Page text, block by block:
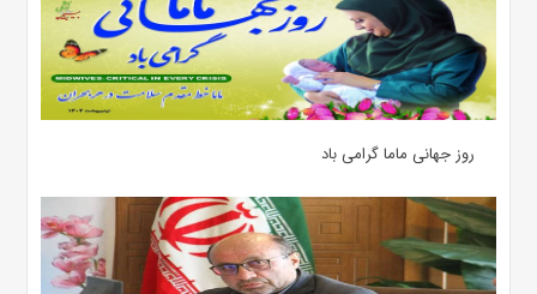
روز جهانی ماما گرامی باد